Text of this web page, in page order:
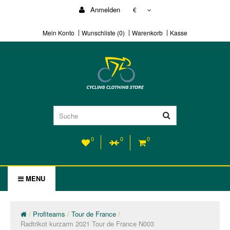
Anmelden €
Mein Konto Wunschliste (0) Warenkorb Kasse
0 0 0
MENU
Profiteams
Tour de France
Radtrikot kurzarm 2021 Tour de France N003